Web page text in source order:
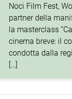
Noci Film Fest,
partner della
la masterclass
cinema breve: il
condotta dalla
[…]